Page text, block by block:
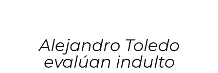
Alejandro Toledo
evalúan indulto